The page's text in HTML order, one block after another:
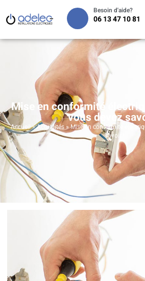
Besoin d'aide?
06 13 47 10 81
Mise en conformité
vous devez
Accueil»Actualités»Mise en conformité
savoir !